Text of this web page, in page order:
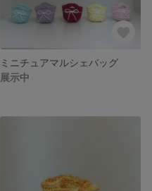
ミニチュアマルシェバッグ
展示中